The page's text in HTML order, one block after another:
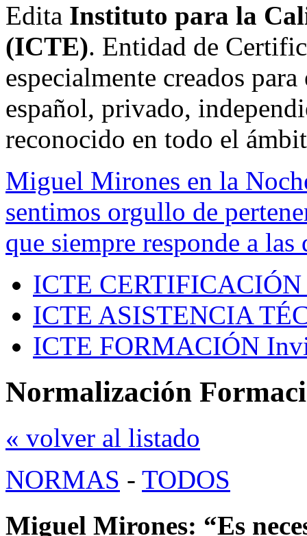
Edita Instituto para la
(ICTE). Entidad de
especialmente creados
español, privado,
reconocido en todo el
Miguel Mirones en la
sentimos orgullo de
que siempre responde a
ICTE CERTIFICACIÓN
ICTE ASISTENCIA
ICTE FORMACIÓN
Normalización
« volver al listado
NORMAS - TODOS
Miguel Mirones: “Es